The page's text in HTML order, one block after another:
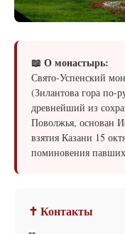
📖 О монастырь:
Свято-Успенский
(Зилантова гора по-
древнейший из
Поволжья, основан
взятия Казани 15
поминовения
✝ Контакты